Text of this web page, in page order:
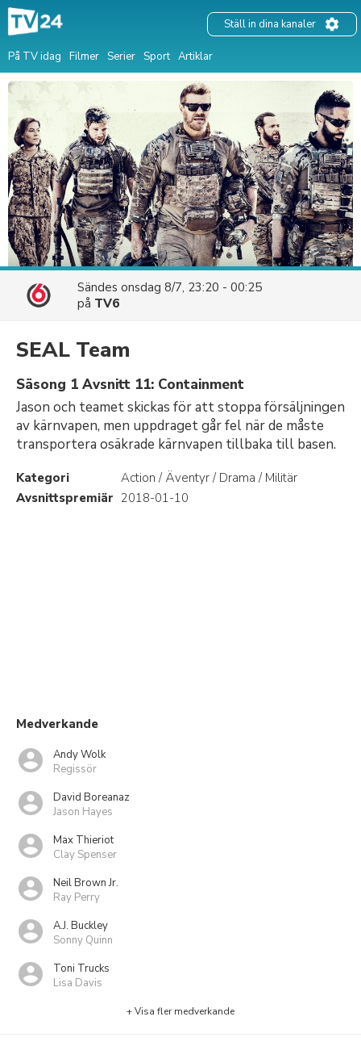
På TV idag Filmer Serier Sport Artiklar
Ställ in dina kanaler
Sändes onsdag 8/7, 23:20 - 00:25
på TV6
SEAL Team
Säsong 1 Avsnitt 11: Containment
Jason och teamet skickas för att stoppa försäljningen
av kärnvapen, men uppdraget går fel när de måste
transportera osäkrade kärnvapen tillbaka till basen.
Kategori
Action / Äventyr / Drama / Militär
Avsnittspremiär 2018-01-10
Medverkande
Andy Wolk
Regissör
David Boreanaz
Jason Hayes
Max Thieriot
Clay Spenser
Neil Brown Jr.
Ray Perry
A.J. Buckley
Sonny Quinn
Toni Trucks
Lisa Davis
+ Visa fler medverkande